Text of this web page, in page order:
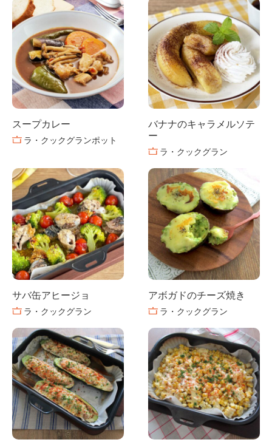
スープカレー
ラ・クックグランポット
バナナのキャラメルソテ
ー
ラ・クックグラン
サバ缶アヒージョ
ラ・クックグラン
アボガドのチーズ焼き
ラ・クックグラン